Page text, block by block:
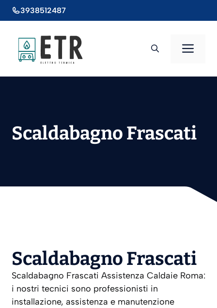
al
3938512487
Scaldabagno Frascati
Scaldabagno Frascati
Scaldabagno Frascati Assistenza Caldaie Roma:
i nostri tecnici sono professionisti in
installazione, assistenza e manutenzione